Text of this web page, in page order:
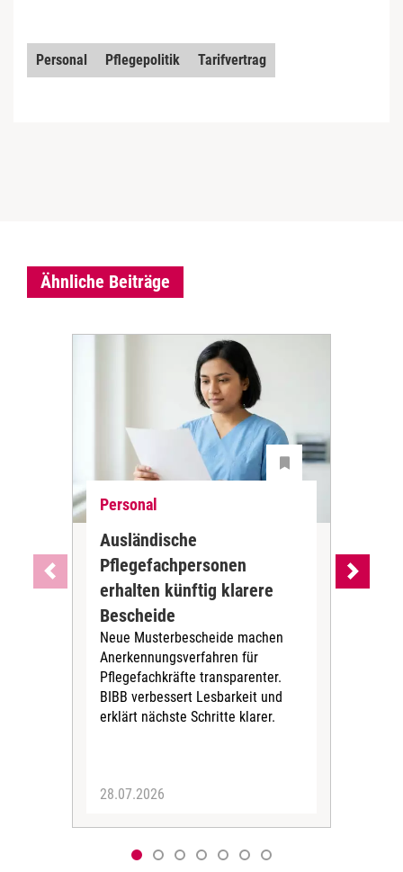
Personal Pflegepolitik Tarifvertrag
Ähnliche Beiträge
Personal
Ausländische
Pflegefachpersonen
erhalten künftig klarere
Bescheide
Neue Musterbescheide machen
Anerkennungsverfahren für
Pflegefachkräfte transparenter.
BIBB verbessert Lesbarkeit und
erklärt nächste Schritte klarer.
28.07.2026